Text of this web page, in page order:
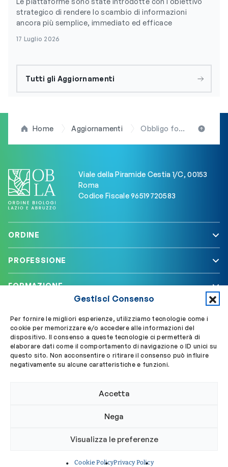
Gestisci Consenso
Per fornire le migliori esperienze, utilizziamo tecnologie come i
cookie per memorizzare e/o accedere alle informazioni del
dispositivo. Il consenso a queste tecnologie ci permetterà di
elaborare dati come il comportamento di navigazione o ID unici su
questo sito. Non acconsentire o ritirare il consenso può influire
negativamente su alcune caratteristiche e funzioni.
Accetta
Nega
Visualizza le preferenze
Cookie PolicyPrivacy Policy
strategico di rendere lo scambio di informazioni
ancora più semplice, immediato ed efficace
17 Luglio 2026
Tutti gli Aggiornamenti
Home Aggiornamenti Obbligo formativo Ecm: il presidente D’Anna (FNOB) scrive agli ordini territoriali per ricordare l’importanza di ottemperare alla legge in materia di crediti professionali
Viale della Piramide Cestia 1/C, 00153
Roma
Codice Fiscale 96519720583
ORDINE
PROFESSIONE
FORMAZIONE
Segui OBLA su Accedi a My OBLA
Cookie policy